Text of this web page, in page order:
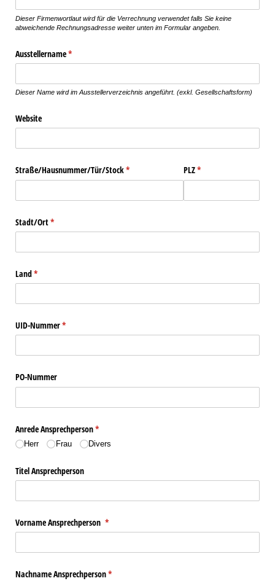
Dieser Firmenwortlaut wird für die Verrechnung verwendet falls Sie keine
abweichende Rechnungsadresse weiter unten im Formular angeben.
Ausstellername*
(erforderlich)
Dieser Name wird im Ausstellerverzeichnis angeführt. (exkl. Gesellschaftsform)
Website
Straße/​Hausnummer/​Tür/​Stock*
(erforderlich) PLZ*
(erforderlich)
Stadt/​Ort*
(erforderlich)
Land*
(erforderlich)
UID-Nummer*
(erforderlich)
PO-Nummer
Anrede Ansprechperson*
(erforderlich)
Herr Frau Divers
Titel Ansprechperson
Vorname Ansprechperson *
(erforderlich)
Nachname Ansprechperson*
(erforderlich)